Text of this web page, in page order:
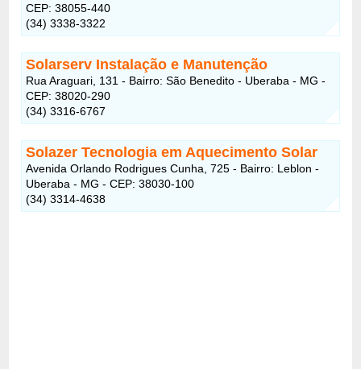
CEP: 38055-440
(34) 3338-3322
Solarserv Instalação e Manutenção
Rua Araguari, 131 - Bairro: São Benedito - Uberaba - MG -
CEP: 38020-290
(34) 3316-6767
Solazer Tecnologia em Aquecimento Solar
Avenida Orlando Rodrigues Cunha, 725 - Bairro: Leblon -
Uberaba - MG - CEP: 38030-100
(34) 3314-4638